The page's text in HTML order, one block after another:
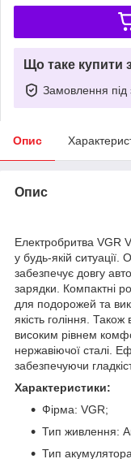
Що таке купити
Замовлення під
Опис
Опис
Електробритва VGR
у будь-якій
забезпечує довгу
зарядки. Компактні
для подорожей та
якість гоління. Також
високим рівнем
нержавіючої сталі.
забезпечуючи
Характеристики:
Фірма: VGR;
Тип живлення:
Тип